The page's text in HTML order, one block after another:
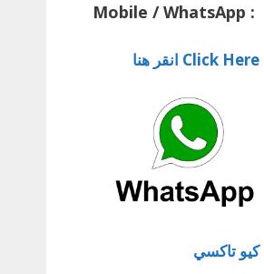
:
Mobile / WhatsApp
Click Here انقر هنا
كيو تاكسي